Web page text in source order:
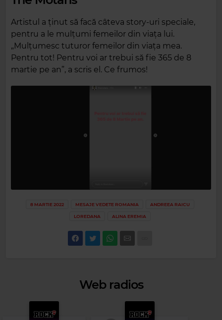
Artistul a ținut să facă câteva story-uri speciale,
pentru a le mulțumi femeilor din viața lui.
„Mulțumesc tuturor femeilor din viața mea.
Pentru tot! Pentru voi ar trebui să fie 365 de 8
martie pe an”, a scris el. Ce frumos!
8 MARTIE 2022 MESAJE VEDETE ROMANIA ANDREEA RAICU
LOREDANA ALINA EREMIA
Web radios